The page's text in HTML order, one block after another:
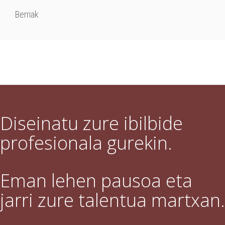
Berriak
Diseinatu zure ibilbide
profesionala gurekin.
Eman lehen pausoa eta
jarri zure talentua martxan.